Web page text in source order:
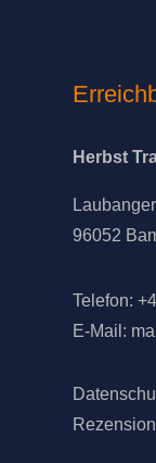
Herbst
96052
Telefon:
E-Mail: